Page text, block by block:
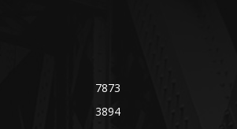
7873
3894